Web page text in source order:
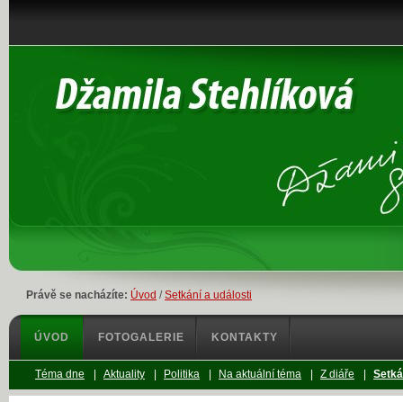
Právě se nacházíte: Úvod /Setkání a události
ÚVOD FOTOGALERIE KONTAKTY
Téma dne Aktuality Politika Na aktuální téma Z diáře